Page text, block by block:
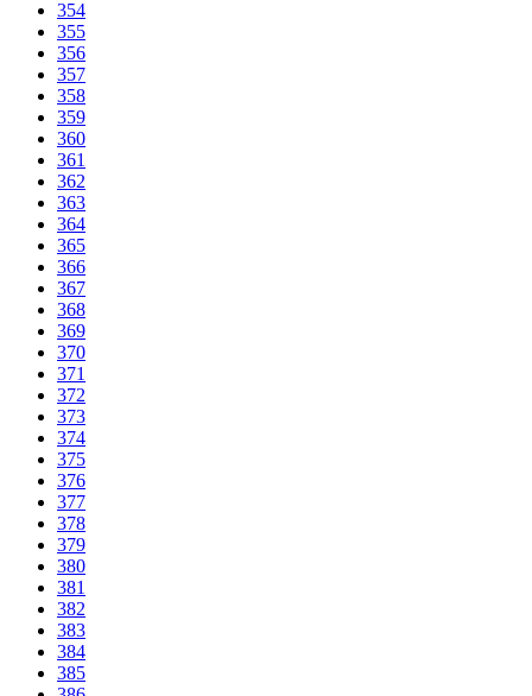
354
355
356
357
358
359
360
361
362
363
364
365
366
367
368
369
370
371
372
373
374
375
376
377
378
379
380
381
382
383
384
385